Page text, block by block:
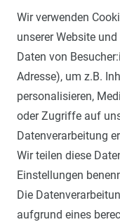
Wir verwenden
unserer Website
Daten von
Adresse), um z.B.
personalisieren,
oder Zugriffe auf
Datenverarbeitung
Wir teilen diese
Einstellungen
Die
aufgrund eines
ZERTIFIZIERUNGEN
INFORMATIONEN
ANLEITUNGEN